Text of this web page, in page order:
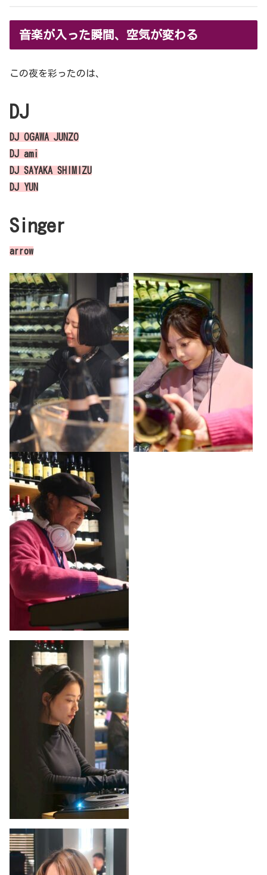
音楽が入った瞬間、空気が変わる
この夜を彩ったのは、
DJ
DJ OGAWA JUNZO
DJ ami
DJ SAYAKA SHIMIZU
DJ YUN
Singer
arrow